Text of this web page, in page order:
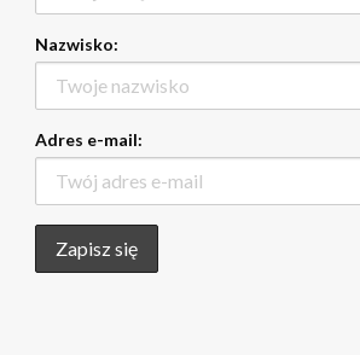
Nazwisko:
Adres e-mail: